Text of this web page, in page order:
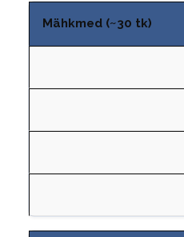
Mähkmed (~30 tk)